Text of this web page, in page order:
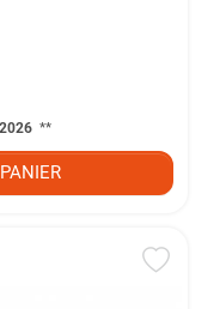
**
PANIER